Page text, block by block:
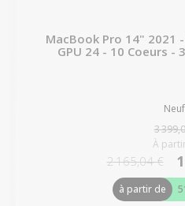
MacBook Pro 14" 2021 -
GPU 24 - 10 Coeurs -
3
À
2 165,04 €
à partir de